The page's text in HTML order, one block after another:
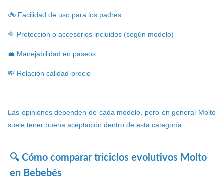
🚲 Facilidad de uso para los padres
🌞 Protección o accesorios incluidos (según modelo)
💼 Manejabilidad en paseos
💸 Relación calidad-precio
Las opiniones dependen de cada modelo, pero en general Molto
suele tener buena aceptación dentro de esta categoría.
🔍 Cómo comparar triciclos evolutivos Molto
en Bebebés